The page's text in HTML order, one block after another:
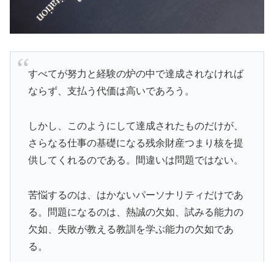
すべてが努力と経験の炉の中で達成されなければ
ならず、支払う代価は高いであろう。
しかし、このようにして達成されたものだけが、
さらなる仕事の基礎になる残余財産つまり核を提
供してくれるのである。間違いは問題ではない。
苦悩するのは、はかないパーソナリティだけであ
る。問題になるのは、熱誠の欠如、試みる能力の
欠如、失敗が教える教訓を学ぶ能力の欠如であ
る。